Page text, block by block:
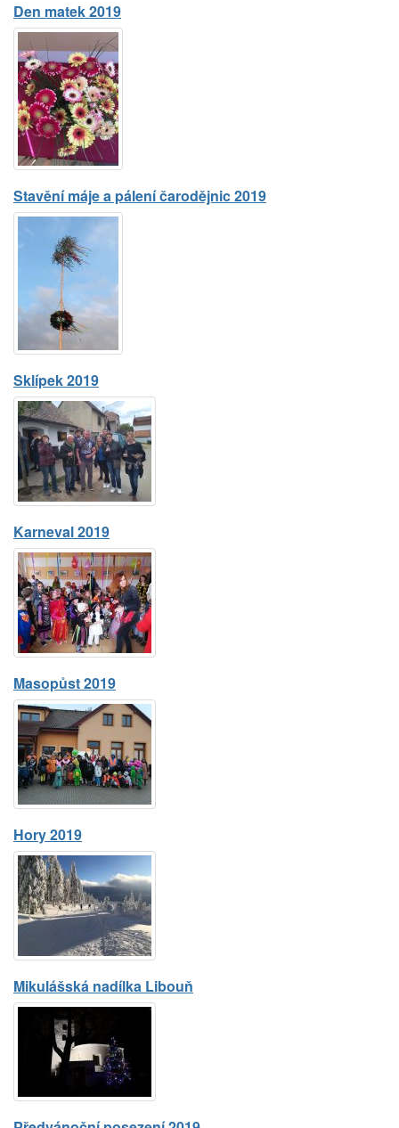
Den matek 2019
Stavění máje a pálení čarodějnic 2019
Sklípek 2019
Karneval 2019
Masopůst 2019
Hory 2019
Mikulášská nadílka Libouň